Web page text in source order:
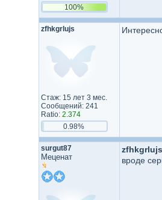
100%
zfhkgrlujs
Стаж: 15 лет 3 мес.
Сообщений: 241
Ratio: 2.374
0.98%
surgut87
Меценат
zfhkgrlujs
вроде